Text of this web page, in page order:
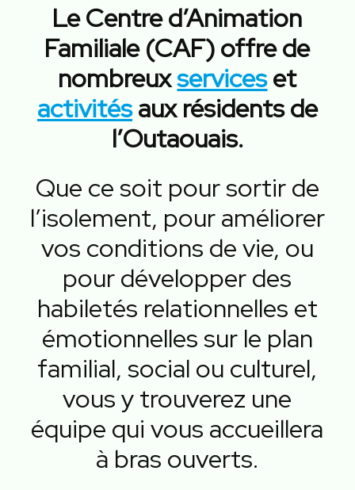
Le Centre d’Animation
Familiale (CAF) offre de
nombreuxserviceset
activitésaux résidents de
l’Outaouais.
Que ce soit pour sortir de
l’isolement, pour améliorer
vos conditions de vie, ou
pour développer des
habiletés relationnelles et
émotionnelles sur le plan
familial, social ou culturel,
vous y trouverez une
équipe qui vous accueillera
à bras ouverts.